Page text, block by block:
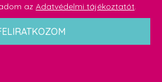
az Adatvédelmi tájékoztatót.